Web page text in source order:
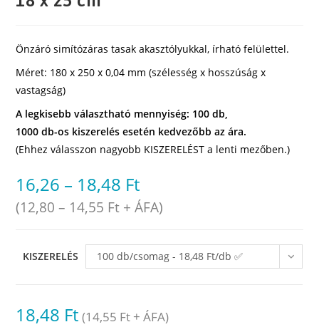
Önzáró simítózáras tasak akasztólyukkal, írható felülettel.
Méret: 180 x 250 x 0,04 mm (szélesség x hosszúság x
vastagság)
A legkisebb választható mennyiség: 100 db,
1000 db-os kiszerelés esetén kedvezőbb az ára.
(Ehhez válasszon nagyobb KISZERELÉST a lenti mezőben.)
16,26 – 18,48 Ft
(12,80– 14,55 Ft + ÁFA)
KISZERELÉS
100 db/csomag - 18,48 Ft/db ✅
18,48 Ft (14,55 Ft + ÁFA)